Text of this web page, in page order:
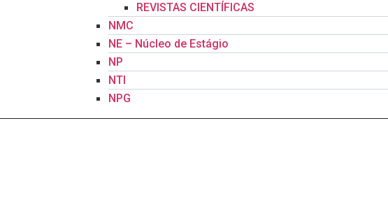
REVISTAS CIENTÍFICAS
NMC
NE – Núcleo de Estágio
NP
NTI
NPG